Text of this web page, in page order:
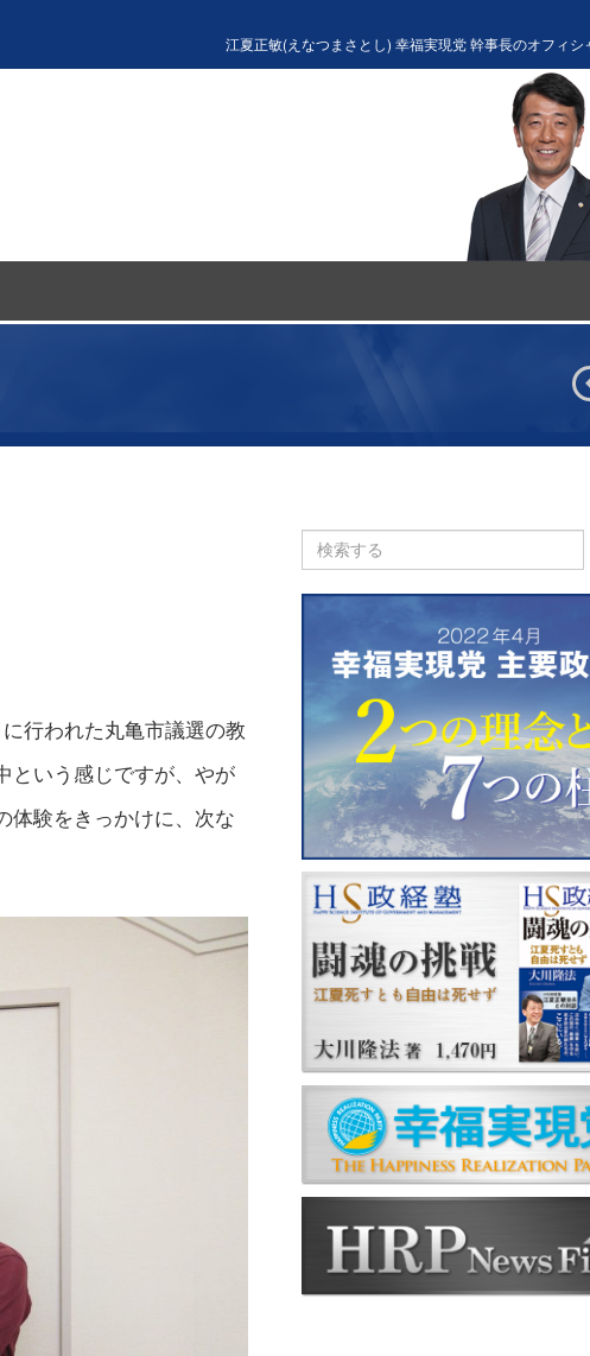
江夏正敏(えなつまさとし) 幸福実現党 幹事長のオフィシ
行われた丸亀市議選の教
という感じですが、やが
体験をきっかけに、次な